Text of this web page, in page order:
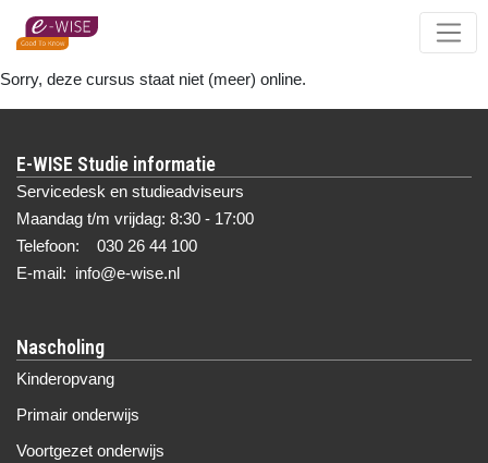
Skip
Sorry, deze cursus staat niet (meer) online.
E-WISE Studie informatie
Servicedesk en studieadviseurs
Maandag t/m vrijdag: 8:30 - 17:00
Telefoon: 030 26 44 100
E-mail: info@e-wise.nl
Nascholing
Kinderopvang
Primair onderwijs
Voortgezet onderwijs